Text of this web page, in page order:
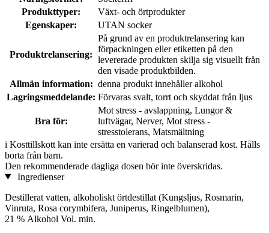
Produkttyper:
Växt- och örtprodukter
Egenskaper:
UTAN socker
Produktrelansering:
På grund av en produktrelansering kan
förpackningen eller etiketten på den
levererade produkten skilja sig visuellt från
den visade produktbilden.
Allmän information: denna produkt innehåller alkohol
Lagringsmeddelande: Förvaras svalt, torrt och skyddat från ljus
Bra för:
Mot stress - avslappning, Lungor &
luftvägar, Nerver, Mot stress -
stresstolerans, Matsmältning
i Kosttillskott kan inte ersätta en varierad och balanserad kost. Hålls
borta från barn.
Den rekommenderade dagliga dosen bör inte överskridas.
Ingredienser
Destillerat vatten, alkoholiskt örtdestillat (Kungsljus, Rosmarin,
Vinruta, Rosa corymbifera, Juniperus, Ringelblumen),
21 % Alkohol Vol. min.